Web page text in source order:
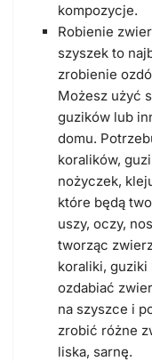
kompozycje.
Robienie
szyszek to
zrobienie
Możesz użyć
guzików lub
domu.
koralików,
nożyczek,
które będą
uszy, oczy,
tworząc
koraliki,
ozdabiać
na szyszce i
zrobić różne
liska, sarnę.